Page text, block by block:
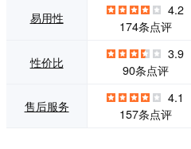
易用性
4.2
174条点评
性价比
3.9
90条点评
售后服务
4.1
157条点评